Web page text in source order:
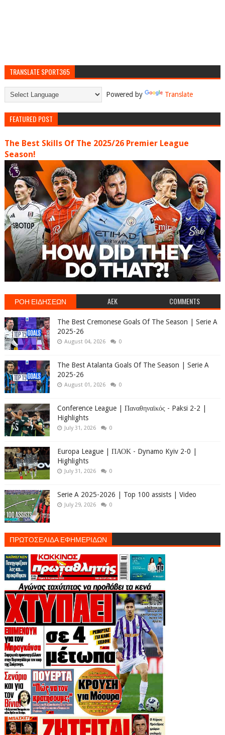
TRANSLATE SPORT365
Powered by Translate
FEATURED POST
The Best Skills Of The 2025/26 Premier League
Season!
ΡΟΗ ΕΙΔΗΣΕΩΝ AEK COMMENTS
The Best Cremonese Goals Of The Season | Serie A
2025-26
August 04, 2026 0
The Best Atalanta Goals Of The Season | Serie A
2025-26
August 01, 2026 0
Conference League | Παναθηναϊκός - Paksi 2-2 |
Highlights
July 31, 2026 0
Europa League | ΠΑΟΚ - Dynamo Kyiv 2-0 |
Highlights
July 31, 2026 0
Serie A 2025-2026 | Top 100 assists | Video
July 29, 2026 0
ΠΡΩΤΟΣΕΛΙΔΑ ΕΦΗΜΕΡΙΔΩΝ